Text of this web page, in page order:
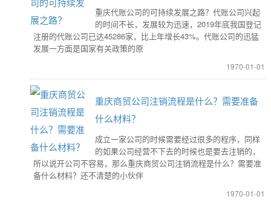
重庆代账公司的可持续发展之路？代账公司兴起
的时间不长，发展较为迅速，2019年底我国登记
注册的代账公司已达45286家，比上年增长43%。代账公司的迅猛
发展一方面是国家有关政策的原
1970-01-01
重庆商贸公司注销流程是什么？需要准备
什么材料？
成立一家公司的时候需要经过很多的程序，同样
的如果公司经营不下去的时候也是要去注销的，
所以说开公司不容易，那么重庆商贸公司注销流程是什么？需要准
备什么材料？还不清楚的小伙伴
1970-01-01